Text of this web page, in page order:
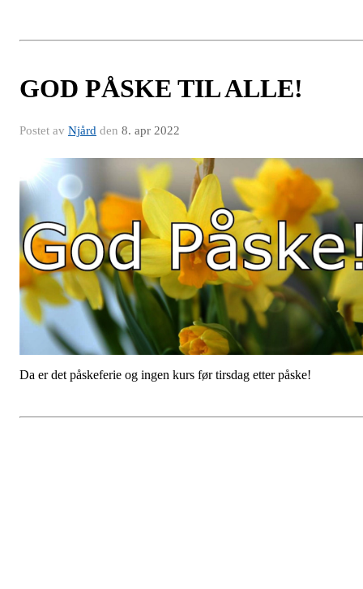
GOD PÅSKE TIL ALLE!
Postet av Njård den 8. apr 2022
Da er det påskeferie og ingen kurs før tirsdag etter påske!